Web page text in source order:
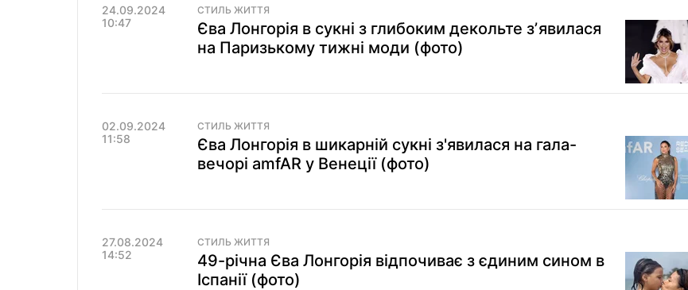
24.09.2024
10:47
СТИЛЬ ЖИТТЯ
Єва Лонгорія в сукні з глибоким декольте зʼявилася
на Паризькому тижні моди (фото)
02.09.2024
11:58
СТИЛЬ ЖИТТЯ
Єва Лонгорія в шикарній сукні з'явилася на гала-
вечорі amfAR у Венеції (фото)
27.08.2024
14:52
СТИЛЬ ЖИТТЯ
49-річна Єва Лонгорія відпочиває з єдиним сином в
Іспанії (фото)